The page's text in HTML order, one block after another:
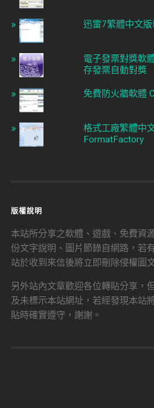
迅雷7繁體中文
電子發票對獎軟
存發票自動對獎
免費防火牆軟體
格式工廠繁體中
FormatFactory
版權說明
本站所分享之軟體、遊戲、免費資
份文字說明、圖片節錄自網路，若
站於收到來信後將立即刪除侵權圖
另外站內文章歡迎各位轉貼分享，
及未標示本站網址，若經發現本站
貼時確實遵守，謝謝。